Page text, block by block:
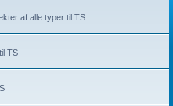
af alle typer til TS
TS